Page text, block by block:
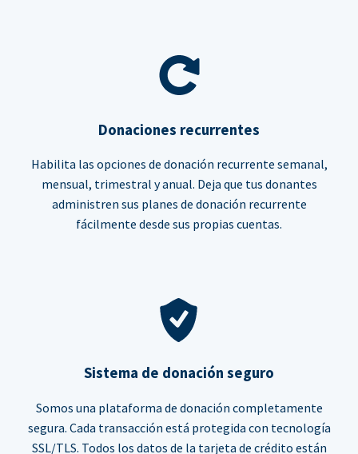
Donaciones recurrentes
Habilita las opciones de donación recurrente semanal,
mensual, trimestral y anual. Deja que tus donantes
administren sus planes de donación recurrente
fácilmente desde sus propias cuentas.
Sistema de donación seguro
Somos una plataforma de donación completamente
segura. Cada transacción está protegida con tecnología
SSL/TLS. Todos los datos de la tarjeta de crédito están